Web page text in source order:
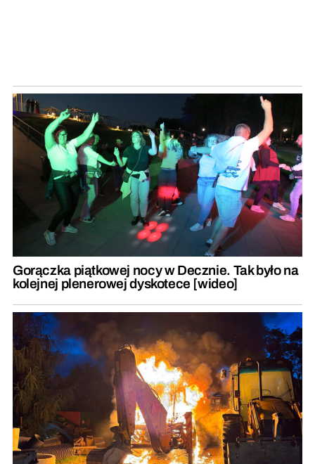
Gorączka piątkowej nocy w Decznie. Tak było na
kolejnej plenerowej dyskotece [wideo]